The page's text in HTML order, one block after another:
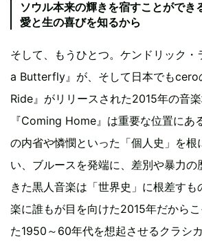
ソウル本来の輝きを宿すことができ
愛と生の喜びを知るから
そして、もうひとつ。ケンドリック
a Butterfly』が、そして日本でもcero
Ride』がリリースされた2015年の音楽
『Coming Home』は重要な位置にあ
の内省や憐憫といった「個人史」を根
い、ブルースを発端に、差別や暴力の
きた黒人音楽は「世界史」に根差す
楽に誰もが目を向けた2015年だから
た1950～60年代を想起させるクラシ